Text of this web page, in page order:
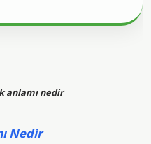
anlamı nedir
Nedir